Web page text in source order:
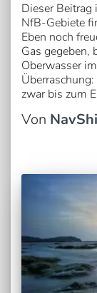
Dieser
NfB-Gebiete
Eben noch
Gas
Oberwasser
zwar bis zum
Von